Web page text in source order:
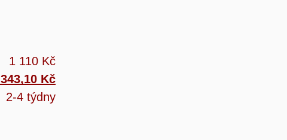
1 110 Kč
Kč
2-4 týdny